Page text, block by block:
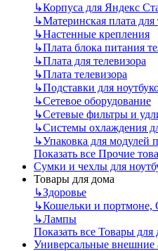
↳Корпуса для Яндекс
↳Материнская плата для
↳Настенные крепления
↳Плата блока питания
↳Плата для телевизора
↳Плата телевизора
↳Подставки для
↳Сетевое оборудование
↳Сетевые фильтры и
↳Системы охлаждения
↳Упаковка для модулей
Показать все Прочие
Сумки и чехлы для
Товары для дома
↳Здоровье
↳Кошельки и портмоне,
↳Лампы
Показать все Товары для
Универсальные внешние